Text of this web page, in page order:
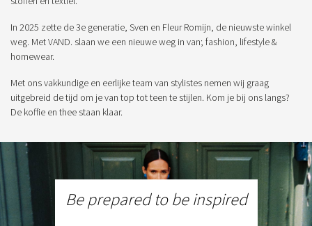
In 2025 zette de 3e generatie, Sven en Fleur Romijn, de nieuwste winkel
weg. Met VAND. slaan we een nieuwe weg in van; fashion, lifestyle &
homewear.
Met ons vakkundige en eerlijke team van stylistes nemen wij graag
uitgebreid de tijd om je van top tot teen te stijlen. Kom je bij ons langs?
De koffie en thee staan klaar.
Be prepared to be inspired